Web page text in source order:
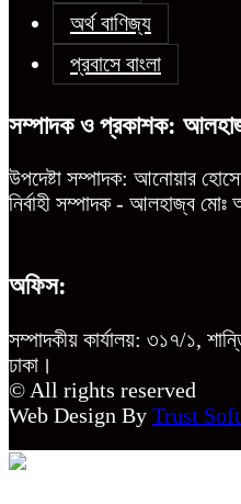
অর্থ বাণিজ্য
প্রবাসে বাংলা
সম্পাদক ও প্রকাশক:
উপদেষ্টা সম্পাদক: আনোয়ার
নির্বাহী সম্পাদক - আলহাজ্ব
অফিস:
সম্পাদকীয় কার্যালয়: ৩১৭/১,
ঢাকা।
© All rights reserved
Web Design By Trust